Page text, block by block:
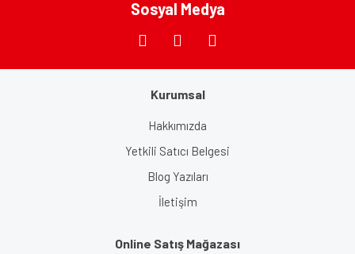
Sosyal Medya
Kurumsal
Hakkımızda
Yetkili Satıcı Belgesi
Blog Yazıları
İletişim
Online Satış Mağazası